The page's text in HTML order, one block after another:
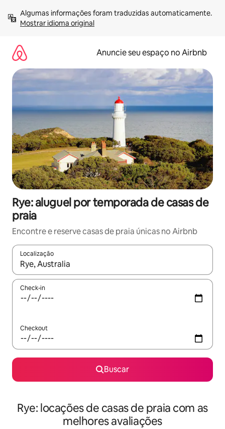
para
Mostrar idioma original
Anuncie seu espaço no Airbnb
Rye: aluguel por temporada de casas de
praia
Encontre e reserve casas de praia únicas no Airbnb
Localização
Quando os resultados estiverem disponíveis, explore-os
Check-in
Checkout
Buscar
Rye: locações de casas de praia com as
melhores avaliações